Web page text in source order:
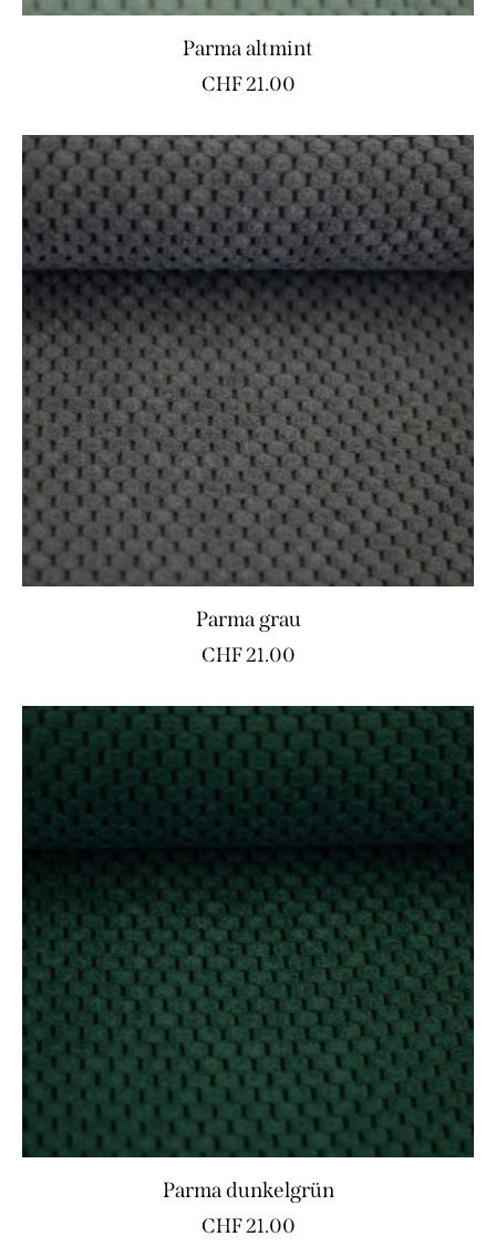
Parma altmint
CHF21.00
Parma grau
CHF21.00
Parma dunkelgrün
CHF21.00